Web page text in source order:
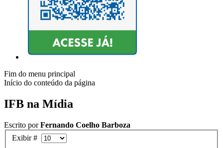
Fim do menu principal
Início do conteúdo da página
IFB na Mídia
Escrito porFernando Coelho Barboza
Exibir #